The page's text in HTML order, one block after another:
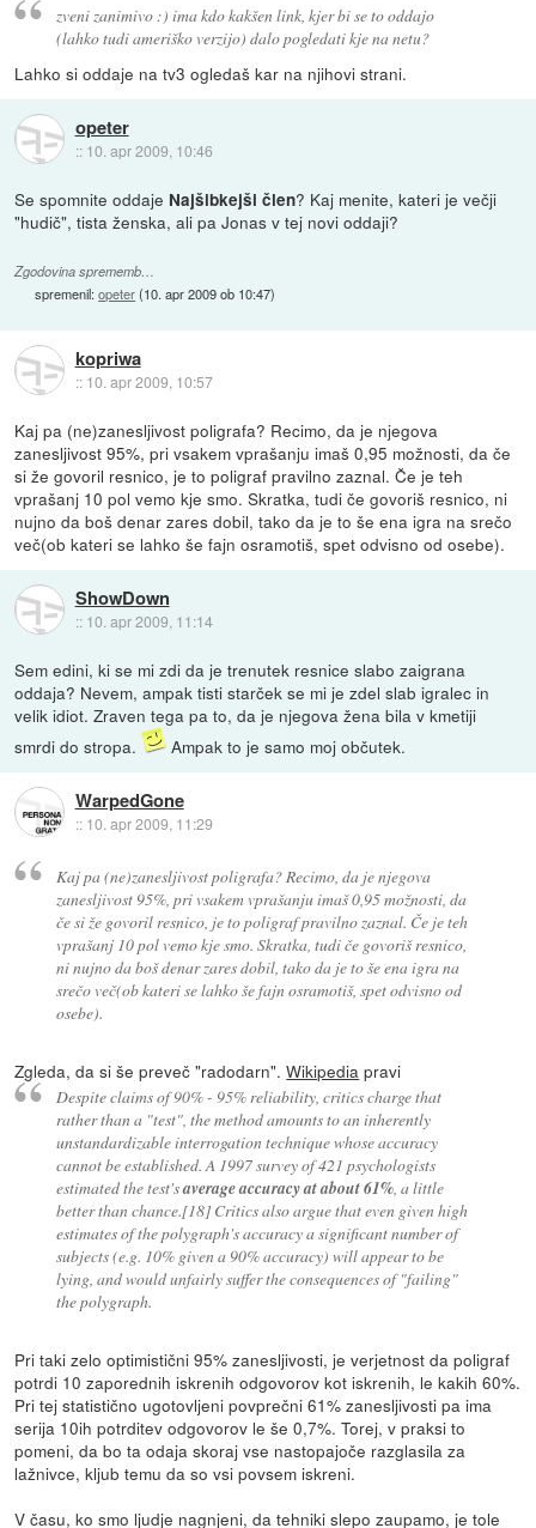
zveni zanimivo :) ima kdo kakšen link, kjer bi se to oddajo
(lahko tudi ameriško verzijo) dalo pogledati kje na netu?
Lahko si oddaje na tv3 ogledaš kar na njihovi strani.
opeter
:: 10. apr 2009, 10:46
Se spomnite oddaje Najšibkejši člen? Kaj menite, kateri je večji
"hudič", tista ženska, ali pa Jonas v tej novi oddaji?
Zgodovina sprememb…
spremenil:opeter(10. apr 2009 ob 10:47)
kopriwa
:: 10. apr 2009, 10:57
Kaj pa (ne)zanesljivost poligrafa? Recimo, da je njegova
zanesljivost 95%, pri vsakem vprašanju imaš 0,95 možnosti, da če
si že govoril resnico, je to poligraf pravilno zaznal. Če je teh
vprašanj 10 pol vemo kje smo. Skratka, tudi če govoriš resnico, ni
nujno da boš denar zares dobil, tako da je to še ena igra na srečo
več(ob kateri se lahko še fajn osramotiš, spet odvisno od osebe).
ShowDown
:: 10. apr 2009, 11:14
Sem edini, ki se mi zdi da je trenutek resnice slabo zaigrana
oddaja? Nevem, ampak tisti starček se mi je zdel slab igralec in
velik idiot. Zraven tega pa to, da je njegova žena bila v kmetiji
smrdi do stropa.
Ampak to je samo moj občutek.
WarpedGone
:: 10. apr 2009, 11:29
Kaj pa (ne)zanesljivost poligrafa? Recimo, da je njegova
zanesljivost 95%, pri vsakem vprašanju imaš 0,95 možnosti, da
če si že govoril resnico, je to poligraf pravilno zaznal. Če je teh
vprašanj 10 pol vemo kje smo. Skratka, tudi če govoriš resnico,
ni nujno da boš denar zares dobil, tako da je to še ena igra na
srečo več(ob kateri se lahko še fajn osramotiš, spet odvisno od
osebe).
Zgleda, da si še preveč "radodarn".Wikipedia pravi
Despite claims of 90% - 95% reliability, critics charge that
rather than a "test", the method amounts to an inherently
unstandardizable interrogation technique whose accuracy
cannot be established. A 1997 survey of 421 psychologists
estimated the test'saverage accuracy at about 61%, a little
better than chance.[18] Critics also argue that even given high
estimates of the polygraph's accuracy a significant number of
subjects (e.g. 10% given a 90% accuracy) will appear to be
lying, and would unfairly suffer the consequences of "failing"
the polygraph.
Pri taki zelo optimistični 95% zanesljivosti, je verjetnost da poligraf
potrdi 10 zaporednih iskrenih odgovorov kot iskrenih, le kakih 60%.
Pri tej statistično ugotovljeni povprečni 61% zanesljivosti pa ima
serija 10ih potrditev odgovorov le še 0,7%. Torej, v praksi to
pomeni, da bo ta odaja skoraj vse nastopajoče razglasila za
lažnivce, kljub temu da so vsi povsem iskreni.
V času, ko smo ljudje nagnjeni, da tehniki slepo zaupamo, je tole